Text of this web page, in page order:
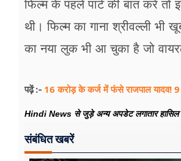
फिल्म के पहले पार्ट की बात करें तो
थी। फिल्म का गाना श्रीवल्ली
का नया लुक भी आ चुका है जो
पढ़ें :- 16 करोड़ के कर्ज में फंसे राजपाल यादव! 9
Hindi News से जुड़े अन्य अपडेट लगातार
संबंधित खबरें